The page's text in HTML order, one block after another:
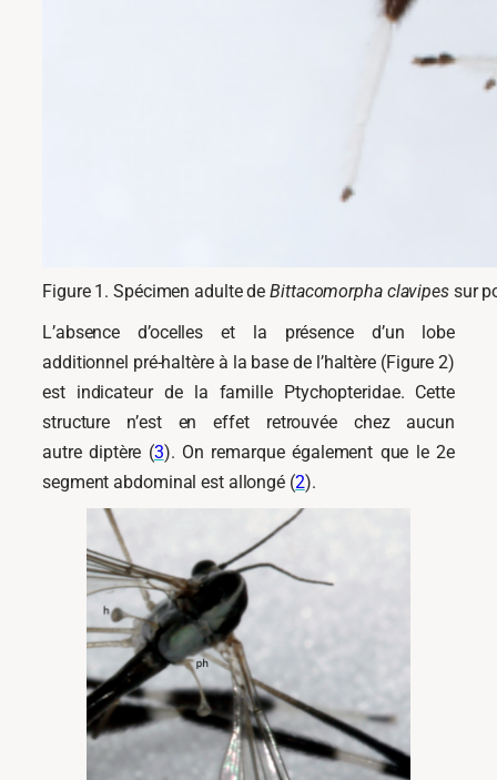
Figure 1. Spécimen adulte deBittacomorpha clavipessur
L’absence d’ocelles et la présence d’un lobe
additionnel pré-haltère à la base de l’haltère (Figure 2)
est indicateur de la famille Ptychopteridae. Cette
structure n’est en effet retrouvée chez aucun
autre diptère (3). On remarque également que le 2e
segment abdominal est allongé (2).